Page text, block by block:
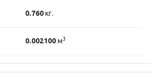
0.760кг.
0.002100м3